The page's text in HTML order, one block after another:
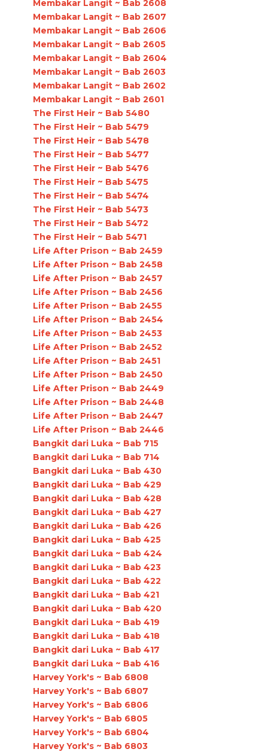
Membakar Langit ~ Bab 2608
Membakar Langit ~ Bab 2607
Membakar Langit ~ Bab 2606
Membakar Langit ~ Bab 2605
Membakar Langit ~ Bab 2604
Membakar Langit ~ Bab 2603
Membakar Langit ~ Bab 2602
Membakar Langit ~ Bab 2601
The First Heir ~ Bab 5480
The First Heir ~ Bab 5479
The First Heir ~ Bab 5478
The First Heir ~ Bab 5477
The First Heir ~ Bab 5476
The First Heir ~ Bab 5475
The First Heir ~ Bab 5474
The First Heir ~ Bab 5473
The First Heir ~ Bab 5472
The First Heir ~ Bab 5471
Life After Prison ~ Bab 2459
Life After Prison ~ Bab 2458
Life After Prison ~ Bab 2457
Life After Prison ~ Bab 2456
Life After Prison ~ Bab 2455
Life After Prison ~ Bab 2454
Life After Prison ~ Bab 2453
Life After Prison ~ Bab 2452
Life After Prison ~ Bab 2451
Life After Prison ~ Bab 2450
Life After Prison ~ Bab 2449
Life After Prison ~ Bab 2448
Life After Prison ~ Bab 2447
Life After Prison ~ Bab 2446
Bangkit dari Luka ~ Bab 715
Bangkit dari Luka ~ Bab 714
Bangkit dari Luka ~ Bab 430
Bangkit dari Luka ~ Bab 429
Bangkit dari Luka ~ Bab 428
Bangkit dari Luka ~ Bab 427
Bangkit dari Luka ~ Bab 426
Bangkit dari Luka ~ Bab 425
Bangkit dari Luka ~ Bab 424
Bangkit dari Luka ~ Bab 423
Bangkit dari Luka ~ Bab 422
Bangkit dari Luka ~ Bab 421
Bangkit dari Luka ~ Bab 420
Bangkit dari Luka ~ Bab 419
Bangkit dari Luka ~ Bab 418
Bangkit dari Luka ~ Bab 417
Bangkit dari Luka ~ Bab 416
Harvey York's ~ Bab 6808
Harvey York's ~ Bab 6807
Harvey York's ~ Bab 6806
Harvey York's ~ Bab 6805
Harvey York's ~ Bab 6804
Harvey York's ~ Bab 6803